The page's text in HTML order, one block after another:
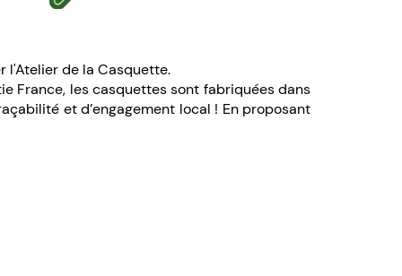
l'Atelier de la Casquette.
France, les casquettes sont fabriquées dans
et d’engagement local ! En proposant